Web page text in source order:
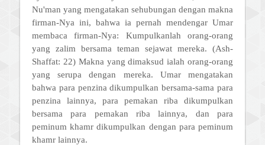
Nu'man yang mengatakan sehubungan dengan makna
firman-Nya ini, bahwa ia pernah mendengar Umar
membaca firman-Nya: Kumpulkanlah orang-orang
yang zalim bersama teman sejawat mereka. (Ash-
Shaffat: 22) Makna yang dimaksud ialah orang-orang
yang serupa dengan mereka. Umar mengatakan
bahwa para penzina dikumpulkan bersama-sama para
penzina lainnya, para pemakan riba dikumpulkan
bersama para pemakan riba lainnya, dan para
peminum khamr dikumpulkan dengan para peminum
khamr lainnya.